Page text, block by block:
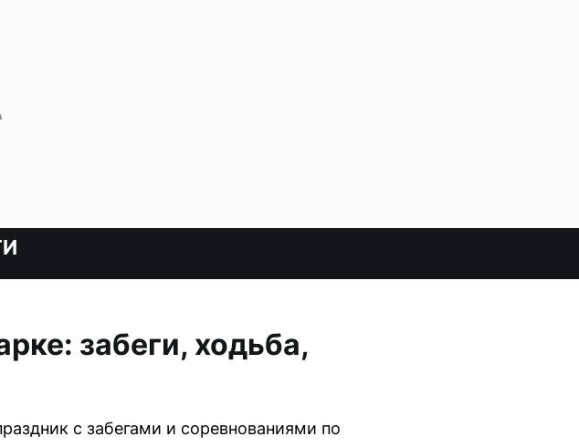
забеги, ходьба,
с забегами и соревнованиями по